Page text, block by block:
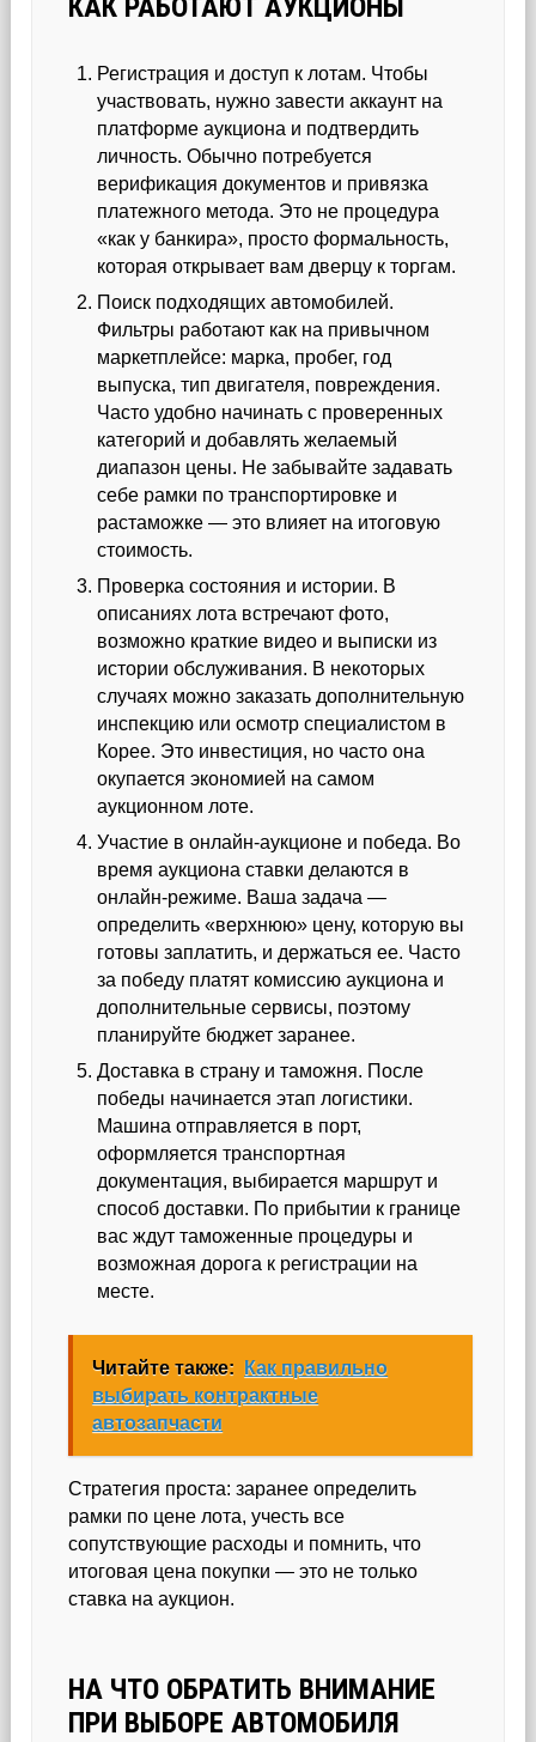
КАК РАБОТАЮТ АУКЦИОНЫ
Регистрация и доступ к лотам. Чтобы
участвовать, нужно завести аккаунт на
платформе аукциона и подтвердить
личность. Обычно потребуется
верификация документов и привязка
платежного метода. Это не процедура
«как у банкира», просто формальность,
которая открывает вам дверцу к торгам.
Поиск подходящих автомобилей.
Фильтры работают как на привычном
маркетплейсе: марка, пробег, год
выпуска, тип двигателя, повреждения.
Часто удобно начинать с проверенных
категорий и добавлять желаемый
диапазон цены. Не забывайте задавать
себе рамки по транспортировке и
растаможке — это влияет на итоговую
стоимость.
Проверка состояния и истории. В
описаниях лота встречают фото,
возможно краткие видео и выписки из
истории обслуживания. В некоторых
случаях можно заказать дополнительную
инспекцию или осмотр специалистом в
Корее. Это инвестиция, но часто она
окупается экономией на самом
аукционном лоте.
Участие в онлайн-аукционе и победа. Во
время аукциона ставки делаются в
онлайн-режиме. Ваша задача —
определить «верхнюю» цену, которую вы
готовы заплатить, и держаться ее. Часто
за победу платят комиссию аукциона и
дополнительные сервисы, поэтому
планируйте бюджет заранее.
Доставка в страну и таможня. После
победы начинается этап логистики.
Машина отправляется в порт,
оформляется транспортная
документация, выбирается маршрут и
способ доставки. По прибытии к границе
вас ждут таможенные процедуры и
возможная дорога к регистрации на
месте.
Читайте также:
Как правильно
выбирать контрактные
автозапчасти
Стратегия проста: заранее определить
рамки по цене лота, учесть все
сопутствующие расходы и помнить, что
итоговая цена покупки — это не только
ставка на аукцион.
НА ЧТО ОБРАТИТЬ ВНИМАНИЕ
ПРИ ВЫБОРЕ АВТОМОБИЛЯ